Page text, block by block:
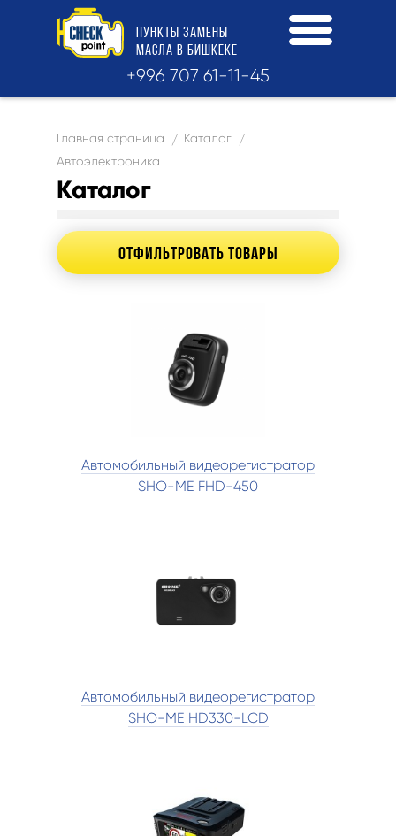
ПУНКТЫ ЗАМЕНЫ
МАСЛА В БИШКЕКЕ
+996 707 61-11-45
Главная страница / Каталог
/
Автоэлектроника
Каталог
ОТФИЛЬТРОВАТЬ ТОВАРЫ
Автомобильный видеорегистратор
SHO-ME FHD-450
Автомобильный видеорегистратор
SHO-ME HD330-LCD